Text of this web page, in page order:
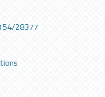
28377